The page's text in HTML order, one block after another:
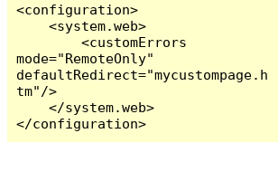
<configuration>
    <system.web>
        <customErrors
mode="RemoteOnly"
defaultRedirect="mycustompage.h
tm"/>
    </system.web>
</configuration>